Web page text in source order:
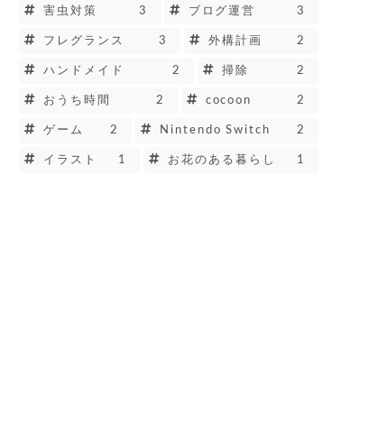
害虫対策 3 ブログ運営 3
フレグランス 3 外構計画 2
ハンドメイド 2 掃除 2
おうち時間 2 cocoon 2
ゲーム 2 Nintendo Switch 2
イラスト 1 お花のある暮らし 1